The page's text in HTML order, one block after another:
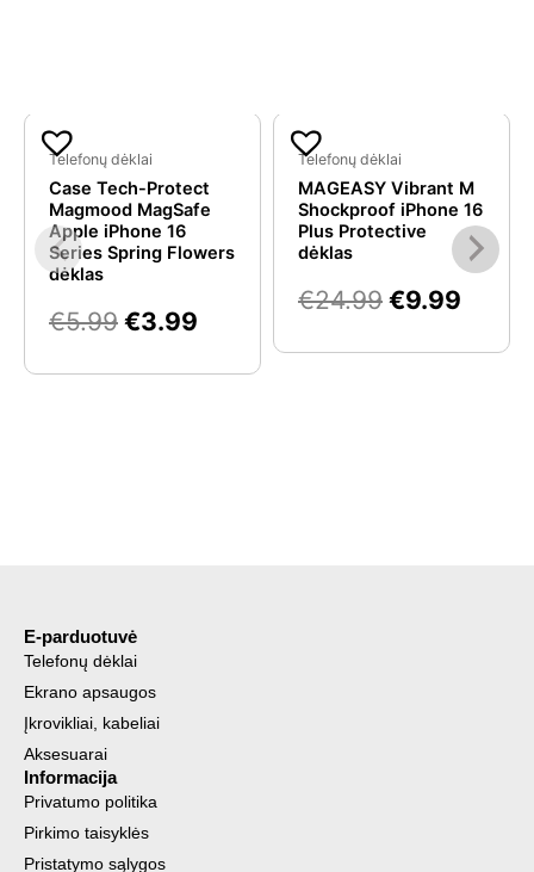
Panašios prekės
Telefonų dėklai
Case Tech-Protect
Magmood MagSafe
Apple iPhone 16
Series Spring Flowers
dėklas
€5.99
price
was:
€5.99.
€3.99
Current
is:
€3.99.
Telefonų dėklai
MAGEASY Vibrant M
Shockproof iPhone 16
Plus Protective
dėklas
€24.99
price
was:
€24.99.
€9.99
is:
E-parduotuvė
Telefonų dėklai
Ekrano apsaugos
Įkrovikliai, kabeliai
Aksesuarai
Informacija
Privatumo politika
Pirkimo taisyklės
Pristatymo sąlygos